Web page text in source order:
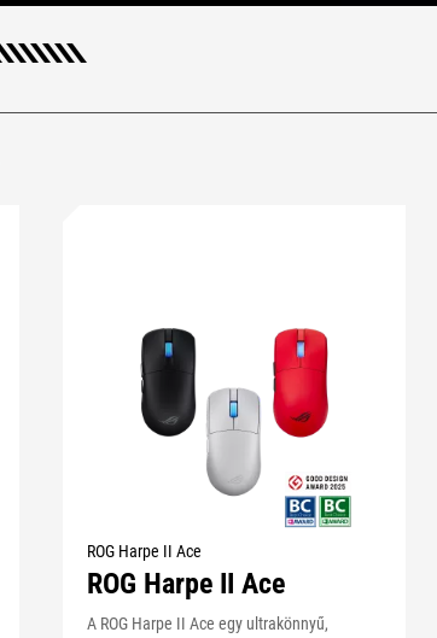
ROG Harpe II Ace
ROG Harpe II Ace
A ROG Harpe II Ace egy ultrakönnyű,